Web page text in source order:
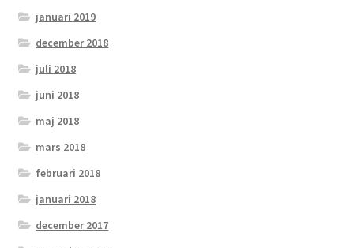
januari 2019
december 2018
juli 2018
juni 2018
maj 2018
mars 2018
februari 2018
januari 2018
december 2017